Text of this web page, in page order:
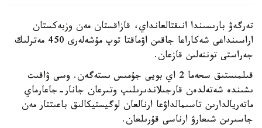
تەرگەۋ بارىسىندا انىقتالعانداي، قازاقستان مەن وزبەكستان
اراسىنداعى شەكاراعا جاقىن اۋماقتا توپ مۇشەلەرى 450 مەترلىك
جەراستى توننەلىن قازعان.
قىلمىستىق سحەما 2 اي بويى جۇمىس ىستەگەن. وسى ۋاقىت
ىشىندە شەتەلدەن قارجىلاندىرىلىپ وتىرعان جانار-جاعارماي
ماتەريالدارىن تاسىمالداۋعا ارنالعان لوگيستيكالىق باعىتتار مەن
جاسىرىن شىعارۋ ارناسى قۇرىلعان.